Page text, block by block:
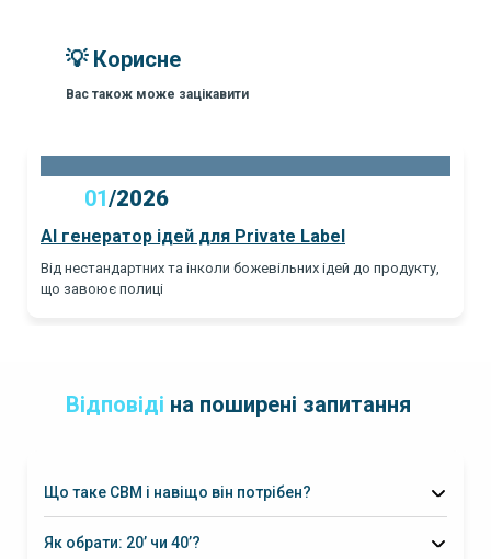
💡 Корисне
Вас також може зацікавити
01/2026
AI генератор ідей для Private Label
Від нестандартних та інколи божевільних ідей до продукту,
що завоює полиці
Відповіді на поширені запитання
Що таке CBM і навіщо він потрібен?
Як обрати: 20’ чи 40’?